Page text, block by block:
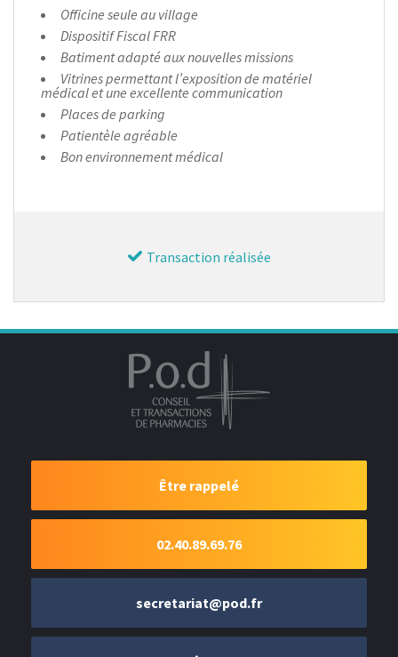
Officine seule au village
Dispositif Fiscal FRR
Batiment adapté aux nouvelles missions
Vitrines permettant l’exposition de matériel
médical et une excellente communication
Places de parking
Patientèle agréable
Bon environnement médical
Transaction réalisée
Être rappelé
02.40.89.69.76
secretariat@pod.fr